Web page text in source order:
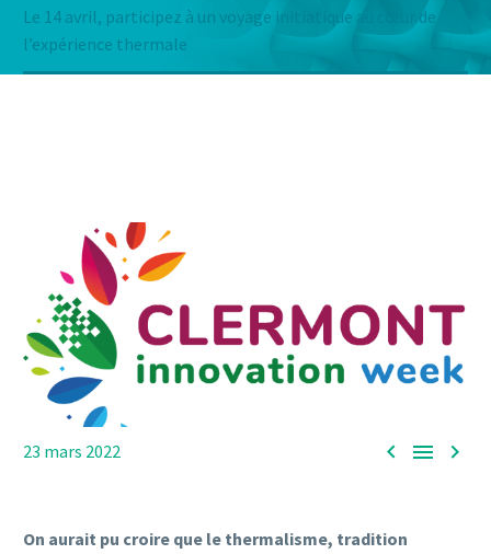
Le 14 avril, participez à un voyage initiatique au cœur de
l’expérience thermale
  
23 mars 2022
On aurait pu croire que le thermalisme, tradition